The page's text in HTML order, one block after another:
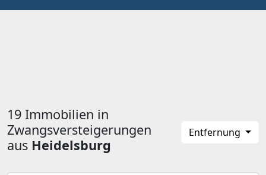
19 Immobilien in
Zwangsversteigerungen
aus Heidelsburg
Entfernung